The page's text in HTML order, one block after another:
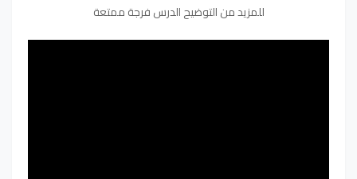
للمزيد من التوضيح الدرس فرجة ممتعة